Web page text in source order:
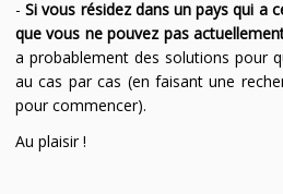
-Si vous résidez dans un pays qui a
que vous ne pouvez pas
a probablement des solutions pour
au cas par cas (en faisant une
pour commencer).
Au plaisir !